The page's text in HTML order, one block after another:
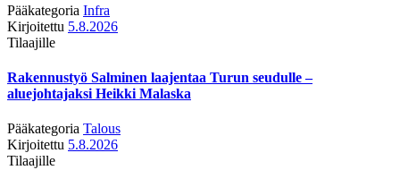
Pääkategoria Infra
Kirjoitettu 5.8.2026
Tilaajille
Rakennustyö Salminen laajentaa Turun seudulle –
aluejohtajaksi Heikki Malaska
Pääkategoria Talous
Kirjoitettu 5.8.2026
Tilaajille